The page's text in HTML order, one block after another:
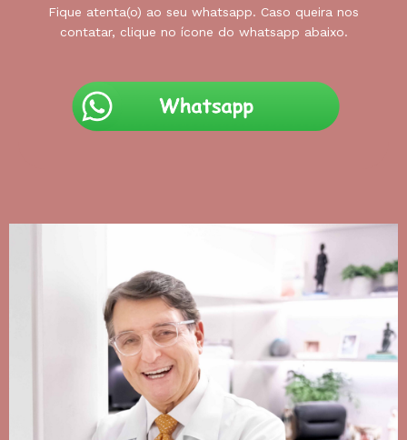
Fique atenta(o) ao seu whatsapp. Caso queira nos
contatar, clique no ícone do whatsapp abaixo.